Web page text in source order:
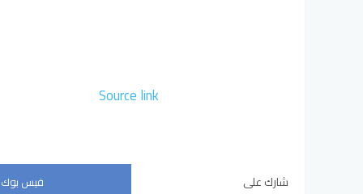
Source link
شارك على فيس بوك